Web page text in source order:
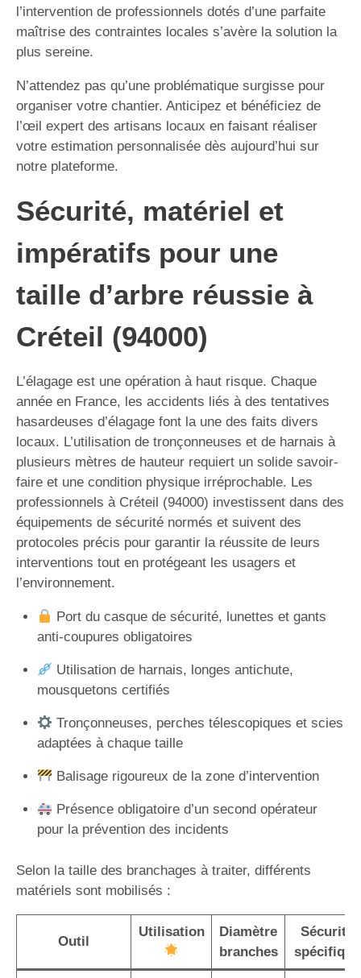
l’intervention de professionnels dotés d’une parfaite
maîtrise des contraintes locales s’avère la solution la
plus sereine.
N’attendez pas qu’une problématique surgisse pour
organiser votre chantier. Anticipez et bénéficiez de
l’œil expert des artisans locaux en faisant réaliser
votre estimation personnalisée dès aujourd’hui sur
notre plateforme.
Sécurité, matériel et
impératifs pour une
taille d’arbre réussie à
Créteil (94000)
L’élagage est une opération à haut risque. Chaque
année en France, les accidents liés à des tentatives
hasardeuses d’élagage font la une des faits divers
locaux. L’utilisation de tronçonneuses et de harnais à
plusieurs mètres de hauteur requiert un solide savoir-
faire et une condition physique irréprochable. Les
professionnels à Créteil (94000) investissent dans des
équipements de sécurité normés et suivent des
protocoles précis pour garantir la réussite de leurs
interventions tout en protégeant les usagers et
l’environnement.
Port du casque de sécurité, lunettes et gants
anti-coupures obligatoires
Utilisation de harnais, longes antichute,
mousquetons certifiés
Tronçonneuses, perches télescopiques et scies
adaptées à chaque taille
Balisage rigoureux de la zone d’intervention
Présence obligatoire d’un second opérateur
pour la prévention des incidents
Selon la taille des branchages à traiter, différents
matériels sont mobilisés :
Outil
Utilisation
Diamètre
branches
Sécurité
spécifique